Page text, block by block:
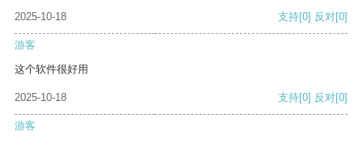
2025-10-18 支持[0] 反对[0]
游客
这个软件很好用
2025-10-18 支持[0] 反对[0]
游客